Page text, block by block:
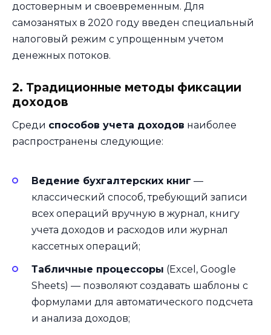
достоверным и своевременным. Для
самозанятых в 2020 году введен специальный
налоговый режим с упрощенным учетом
денежных потоков.
2. Традиционные методы фиксации
доходов
Среди способов учета доходов наиболее
распространены следующие:
Ведение бухгалтерских книг —
классический способ, требующий записи
всех операций вручную в журнал, книгу
учета доходов и расходов или журнал
кассетных операций;
Табличные процессоры (Excel, Google
Sheets) — позволяют создавать шаблоны с
формулами для автоматического подсчета
и анализа доходов;